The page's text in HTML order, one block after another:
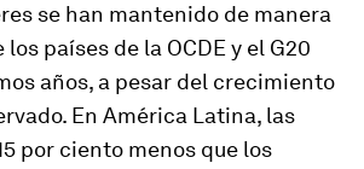
se han mantenido de manera
países de la OCDE y el G20
años, a pesar del crecimiento
En América Latina, las
por ciento menos que los